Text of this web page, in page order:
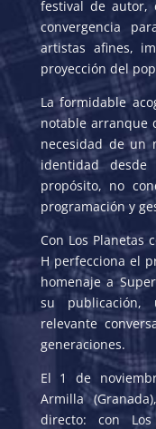
festival de autor,
convergencia
artistas afines,
proyección del
La formidable
notable arranque
necesidad de un
identidad
propósito, no
programación y
Con Los Planetas
H perfecciona el
homenaje a
su publicación,
relevante
generaciones.
El 1 de
Armilla
directo: con